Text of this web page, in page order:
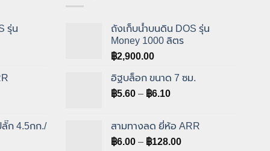
รุ่น
ลั๊ก 4.5กก./
ถังเก็บน้ำบนดิน DOS รุ่น
Money 1000 ลิตร
฿2,900.00
อิฐบล็อก ขนาด 7 ซม.
฿5.60 – ฿6.10Price
through
฿6.10
สามทางลด ยี่ห้อ ARR
฿6.00 – ฿128.00Price